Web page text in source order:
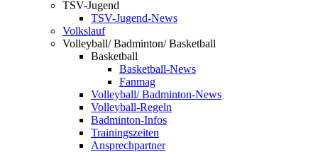
TSV-Jugend
TSV-Jugend-News
Volkslauf
Volleyball/ Badminton/ Basketball
Basketball
Basketball-News
Fanmag
Volleyball/ Badminton-News
Volleyball-Regeln
Badminton-Infos
Trainingszeiten
Ansprechpartner